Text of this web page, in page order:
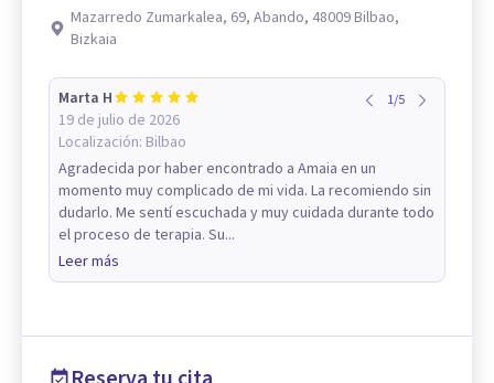
Mazarredo Zumarkalea, 69, Abando, 48009 Bilbao,
Bizkaia
Marta H
19 de julio de 2026
Localización: Bilbao
1/5
Agradecida por haber encontrado a Amaia en un
momento muy complicado de mi vida. La recomiendo sin
dudarlo. Me sentí escuchada y muy cuidada durante todo
el proceso de terapia. Su...
Leer más